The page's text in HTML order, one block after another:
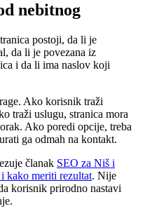
nebitnog
postoji, da li je
da li je povezana iz
i da li ima naslov koji
Ako korisnik traži
traži uslugu, stranica mora
Ako poredi opcije, treba
ga odmah na kontakt.
članak SEO za Niš i
kako meriti rezultat. Nije
korisnik prirodno nastavi